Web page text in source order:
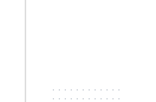
············
············